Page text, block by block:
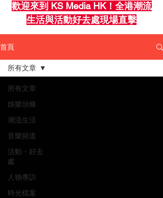
歡迎來到 KS Media HK！全港潮流
生活與活動好去處現場直擊
首頁
所有文章
娛樂頭條
潮流生活
音樂頻道
活動・好去
處
人物專訪
時光檔案
所有文章